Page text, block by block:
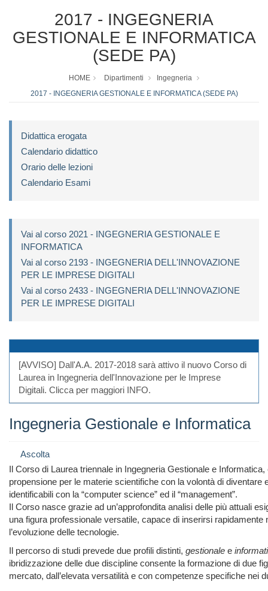
2017 - INGEGNERIA
GESTIONALE E INFORMATICA
(SEDE PA)
HOME Dipartimenti
Ingegneria
2017 - INGEGNERIA GESTIONALE E INFORMATICA (SEDE PA)
Didattica erogata
Calendario didattico
Orario delle lezioni
Calendario Esami
Vai al corso 2021 - INGEGNERIA GESTIONALE E
INFORMATICA
Vai al corso 2193 - INGEGNERIA DELL'INNOVAZIONE
PER LE IMPRESE DIGITALI
Vai al corso 2433 - INGEGNERIA DELL'INNOVAZIONE
PER LE IMPRESE DIGITALI
[AVVISO] Dall'A.A. 2017-2018 sarà attivo il nuovo Corso di
Laurea in Ingegneria dell'Innovazione per le Imprese
Digitali. Clicca per maggiori INFO.
Ingegneria Gestionale e Informatica
Ascolta
Il Corso di Laurea triennale in Ingegneria Gestionale e
propensione per le materie scientifiche con la volontà di diventare
identificabili con la “computer science” ed il “management”.
Il Corso nasce grazie ad un’approfondita analisi delle più attuali
una figura professionale versatile, capace di inserirsi
l’evoluzione delle tecnologie.
Il percorso di studi prevede due profili distinti, gestionale e
ibridizzazione delle due discipline consente la formazione di due
mercato, dall’elevata versatilità e con competenze specifiche nei